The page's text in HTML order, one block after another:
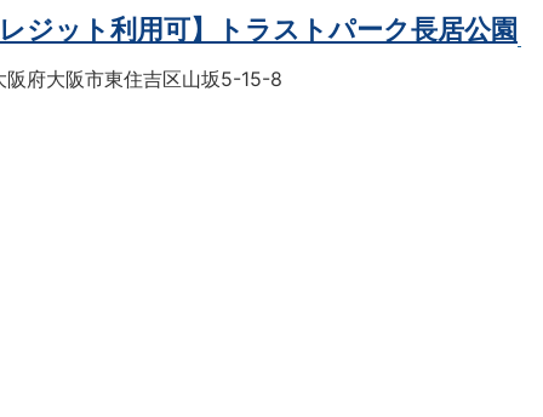
レジット利用可】トラストパーク長居公園
阪府大阪市東住吉区山坂5-15-8